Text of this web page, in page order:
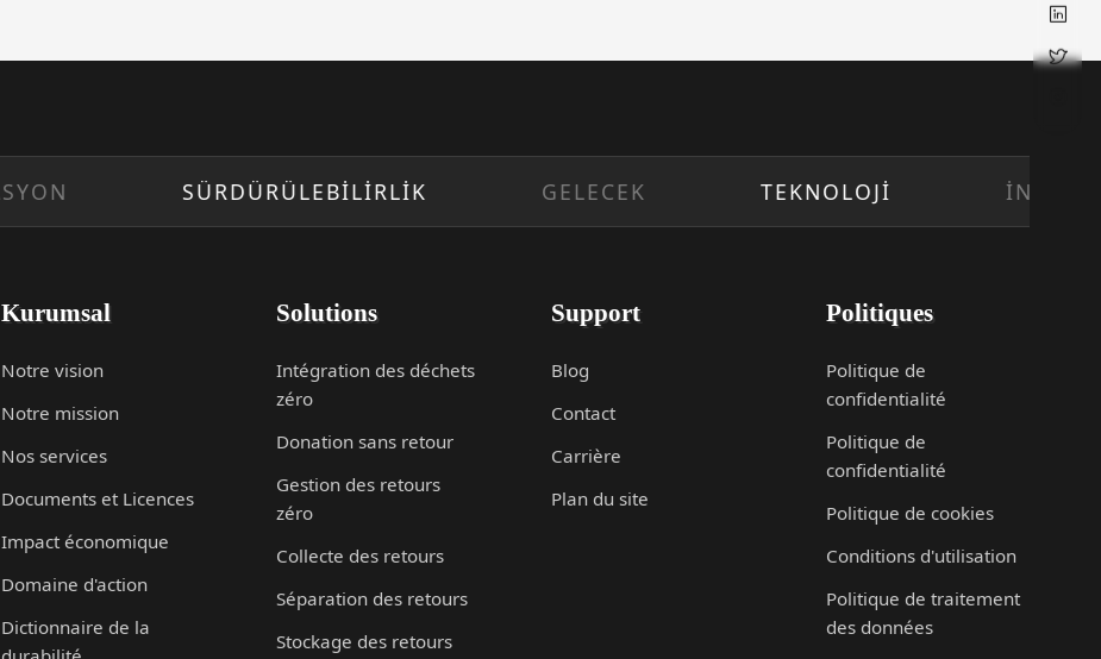
SÜRDÜRÜLEBİLİRLİK GELECEK TEKNOLOJİ İNOVASYON
Kurumsal
Notre vision
Notre mission
Nos services
Documents et Licences
Impact économique
Domaine d'action
Dictionnaire de la
Solutions
Intégration des déchets
zéro
Donation sans retour
Gestion des retours
zéro
Collecte des retours
Séparation des retours
Stockage des retours
Support
Blog
Contact
Carrière
Plan du site
Politiques
Politique de
confidentialité
Politique de
confidentialité
Politique de cookies
Conditions d'utilisation
Politique de traitement
des données